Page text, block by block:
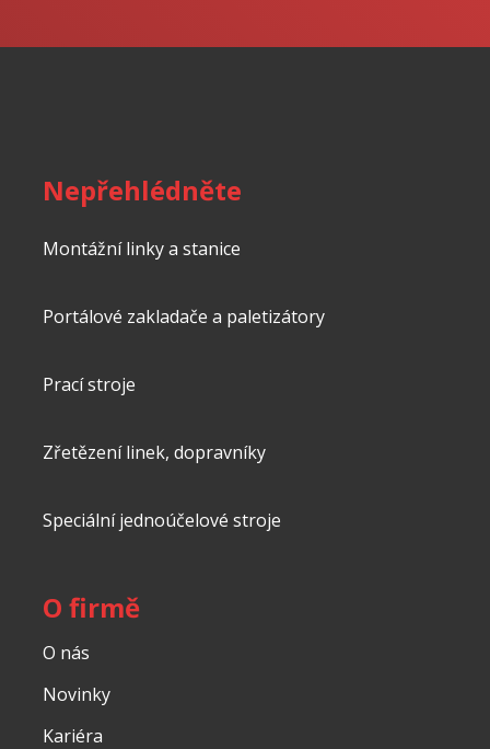
nepodařilo
Nepřehlédněte
Montážní linky a stanice
Portálové zakladače a paletizátory
Prací stroje
Zřetězení linek, dopravníky
Speciální jednoúčelové stroje
O firmě
O nás
Novinky
Kariéra